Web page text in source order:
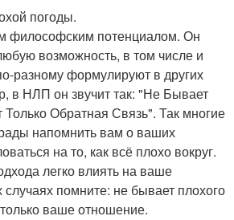
погоды.
философским потенциалом. Он
возможность, в том числе и
разному формулируют в других
в НЛП он звучит так: "Не Бывает
Обратная Связь". Так многие
напомнить вам о ваших
на то, как всё плохо вокруг.
легко влиять на ваше
случаях помните: не бывает плохого
ваше отношение.